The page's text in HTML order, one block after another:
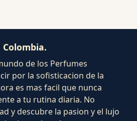
de los Perfumes
por la sofisticacion de la
es mas facil que nunca
a tu rutina diaria. No
y descubre la pasion y el lujo